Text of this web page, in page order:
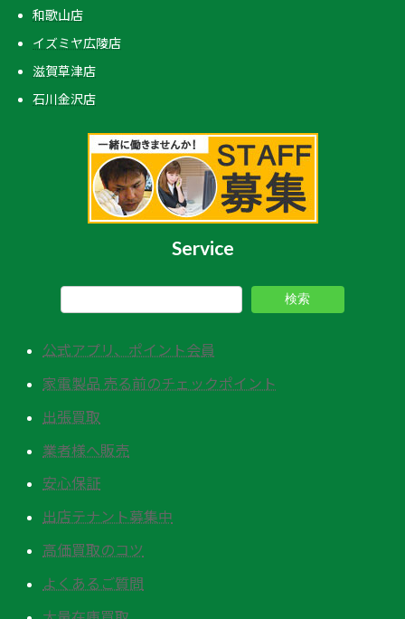
和歌山店
イズミヤ広陵店
滋賀草津店
石川金沢店
Service
検索
公式アプリ、ポイント会員
家電製品 売る前のチェックポイント
出張買取
業者様へ販売
安心保証
出店テナント募集中
高価買取のコツ
よくあるご質問